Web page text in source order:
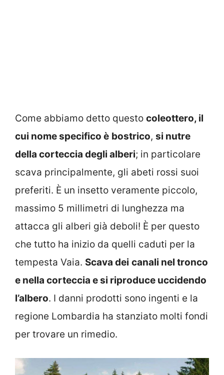
Come abbiamo detto questo coleottero, il
cui nome specifico è bostrico, si nutre
della corteccia degli alberi; in particolare
scava principalmente, gli abeti rossi suoi
preferiti. È un insetto veramente piccolo,
massimo 5 millimetri di lunghezza ma
attacca gli alberi già deboli! È per questo
che tutto ha inizio da quelli caduti per la
tempesta Vaia. Scava dei canali nel tronco
e nella corteccia e si riproduce uccidendo
l’albero. I danni prodotti sono ingenti e la
regione Lombardia ha stanziato molti fondi
per trovare un rimedio.